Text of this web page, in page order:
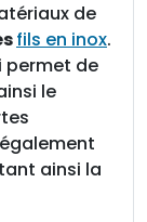
de
fils en inox.
permet de
le
ainsi la